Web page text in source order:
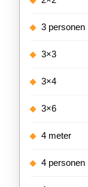
3 personen
3×3
3×4
3×6
4 meter
4 personen